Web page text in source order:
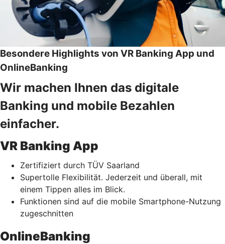
Besondere Highlights von VR Banking App und
OnlineBanking
Wir machen Ihnen das digitale
Banking und mobile Bezahlen
einfacher.
VR Banking App
Zertifiziert durch TÜV Saarland
Supertolle Flexibilität. Jederzeit und überall, mit
einem Tippen alles im Blick.
Funktionen sind auf die mobile Smartphone-Nutzung
zugeschnitten
OnlineBanking